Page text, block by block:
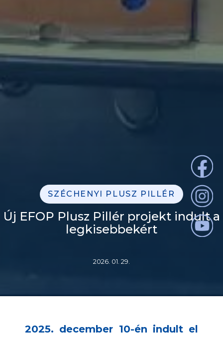
SZÉCHENYI PLUSZ PILLÉR
Új EFOP Plusz Pillér projekt indult a
legkisebbekért
2026. 01. 29.
2025. december 10-én indult el